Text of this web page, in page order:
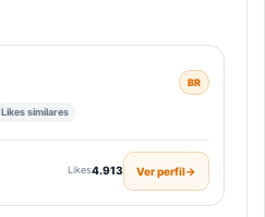
BR
Likes similares
Likes4.913 Ver perfil→